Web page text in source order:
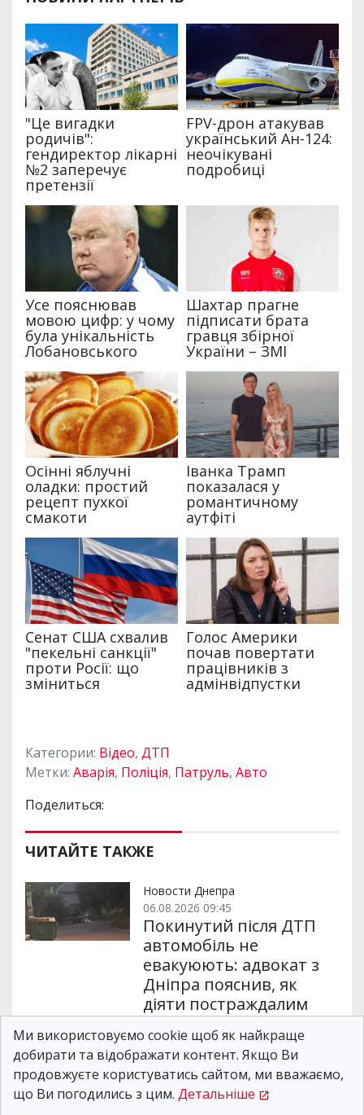
Категории: Відео, ДТП
Метки: Аварія, Поліція, Патруль, Авто
Поделиться:
ЧИТАЙТЕ ТАКЖЕ
Новости Днепра
06.08.2026 09:45
Покинутий після ДТП
автомобіль не
евакуюють: адвокат з
Дніпра пояснив, як
діяти постраждалим
Новости Днепра
05.08.2026 10:56
"Втрата вплинула на
Ми використовуємо cookie щоб як найкраще
добирати та відображати контент. Якщо Ви
продовжуєте користуватись сайтом, ми вважаємо,
що Ви погодились з цим. Детальніше